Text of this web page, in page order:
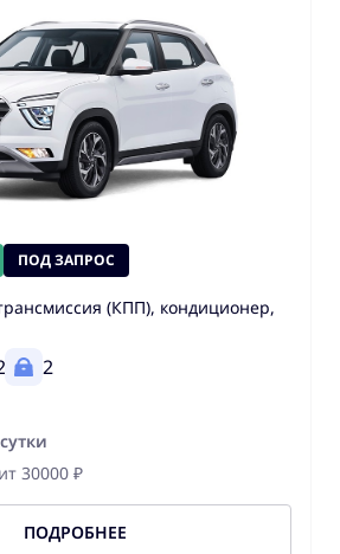
ПОД ЗАПРОС
(КПП), кондиционер,
2
30000 ₽
ПОДРОБНЕЕ